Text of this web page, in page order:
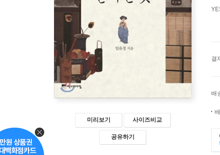
미리보기 사이즈비교
공유하기
결
배